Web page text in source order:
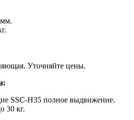
Уточняйте цены.
SSC-H35 полное выдвижение.
30 кг.